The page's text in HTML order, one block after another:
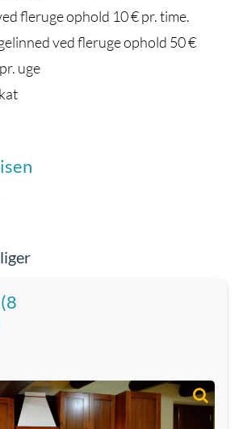
fleruge ophold 10 € pr. time.
ved fleruge ophold 50 €
uge